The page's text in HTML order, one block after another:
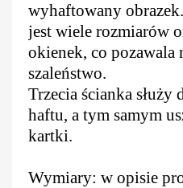
wyhaftowany
jest wiele rozmiarów
okienek, co pozawala
szaleństwo.
Trzecia ścianka
haftu, a tym samym
kartki.
Wymiary: w opisie